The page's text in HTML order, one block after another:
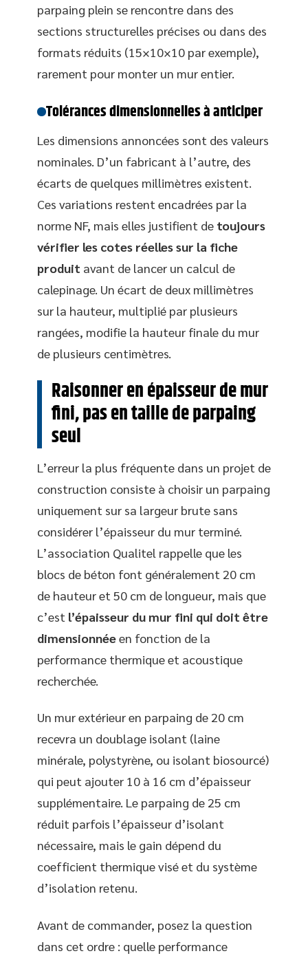
parpaing plein se rencontre dans des
sections structurelles précises ou dans des
formats réduits (15×10×10 par exemple),
rarement pour monter un mur entier.
Tolérances dimensionnelles à anticiper
Les dimensions annoncées sont des valeurs
nominales. D’un fabricant à l’autre, des
écarts de quelques millimètres existent.
Ces variations restent encadrées par la
norme NF, mais elles justifient de toujours
vérifier les cotes réelles sur la fiche
produit avant de lancer un calcul de
calepinage. Un écart de deux millimètres
sur la hauteur, multiplié par plusieurs
rangées, modifie la hauteur finale du mur
de plusieurs centimètres.
Raisonner en épaisseur de mur
fini, pas en taille de parpaing
seul
L’erreur la plus fréquente dans un projet de
construction consiste à choisir un parpaing
uniquement sur sa largeur brute sans
considérer l’épaisseur du mur terminé.
L’association Qualitel rappelle que les
blocs de béton font généralement 20 cm
de hauteur et 50 cm de longueur, mais que
c’est l’épaisseur du mur fini qui doit être
dimensionnéeen fonction de la
performance thermique et acoustique
recherchée.
Un mur extérieur en parpaing de 20 cm
recevra un doublage isolant (laine
minérale, polystyrène, ou isolant biosourcé)
qui peut ajouter 10 à 16 cm d’épaisseur
supplémentaire. Le parpaing de 25 cm
réduit parfois l’épaisseur d’isolant
nécessaire, mais le gain dépend du
coefficient thermique visé et du système
d’isolation retenu.
Avant de commander, posez la question
dans cet ordre : quelle performance